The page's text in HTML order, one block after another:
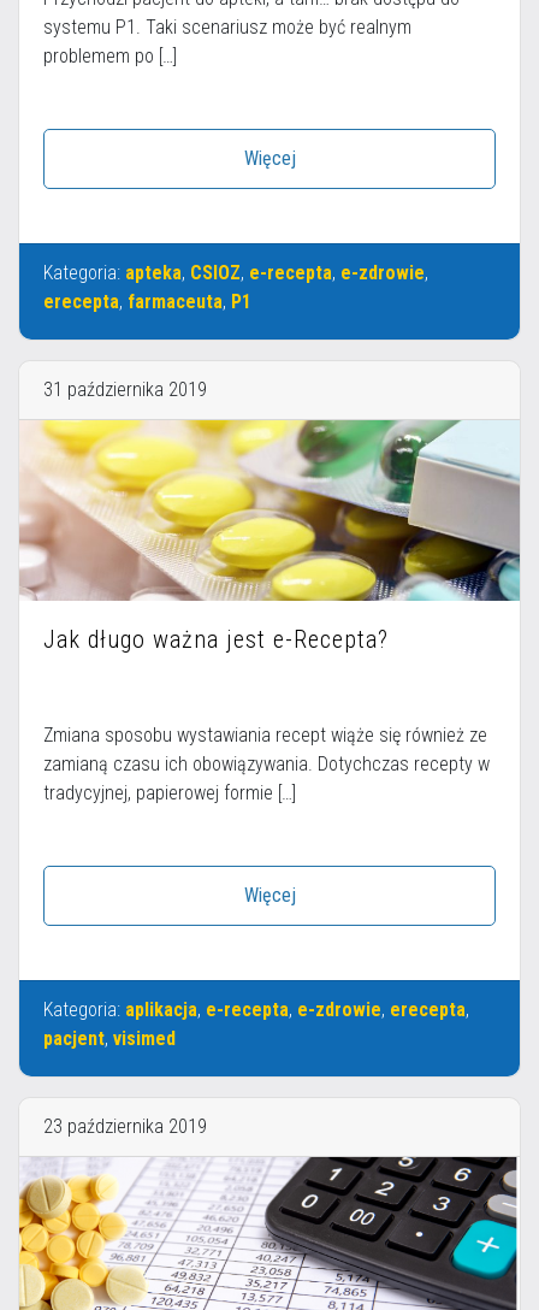
systemu P1. Taki scenariusz może być realnym
problemem po […]
Więcej
Kategoria: apteka, CSIOZ, e-recepta, e-zdrowie,
erecepta, farmaceuta, P1
31 października 2019
Jak długo ważna jest e-Recepta?
Zmiana sposobu wystawiania recept wiąże się również ze
zamianą czasu ich obowiązywania. Dotychczas recepty w
tradycyjnej, papierowej formie […]
Więcej
Kategoria: aplikacja, e-recepta, e-zdrowie, erecepta,
pacjent, visimed
23 października 2019